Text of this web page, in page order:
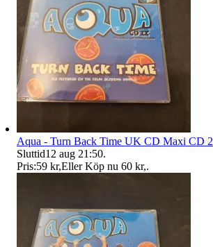
Aqua - Turn Back Time UK CD Maxi CD 2
Sluttid12 aug 21:50.
Pris:59 kr,Eller Köp nu 60 kr,.